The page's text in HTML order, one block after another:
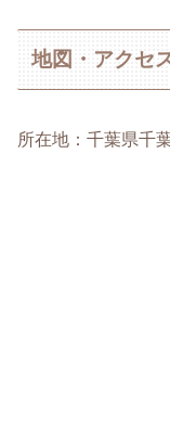
地図・アクセ
所在地：千葉県千